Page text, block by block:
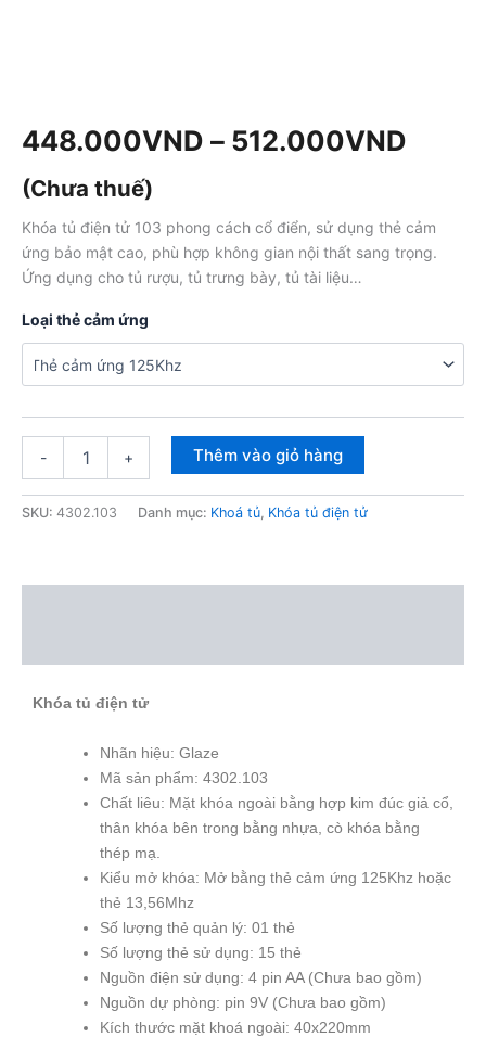
448.000VND – 512.000VND
(Chưa thuế)
Khóa tủ điện tử 103 phong cách cổ điển, sử dụng thẻ cảm
ứng bảo mật cao, phù hợp không gian nội thất sang trọng.
Ứng dụng cho tủ rượu, tủ trưng bày, tủ tài liệu…
Loại thẻ cảm ứng
- + Thêm vào giỏ hàng
SKU: 4302.103 Danh mục: Khoá tủ, Khóa tủ điện tử
Khóa tủ điện tử
Nhãn hiệu: Glaze
Mã sản phẩm: 4302.103
Chất liêu: Mặt khóa ngoài bằng hợp kim đúc giả cổ,
thân khóa bên trong bằng nhựa, cò khóa bằng
thép mạ.
Kiểu mở khóa: Mở bằng thẻ cảm ứng 125Khz hoặc
thẻ 13,56Mhz
Số lượng thẻ quản lý: 01 thẻ
Số lượng thẻ sử dụng: 15 thẻ
Nguồn điện sử dụng: 4 pin AA (Chưa bao gồm)
Nguồn dự phòng: pin 9V (Chưa bao gồm)
Kích thước mặt khoá ngoài: 40x220mm